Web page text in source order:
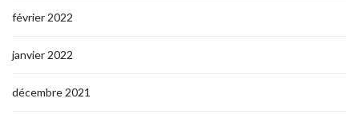
février 2022
janvier 2022
décembre 2021